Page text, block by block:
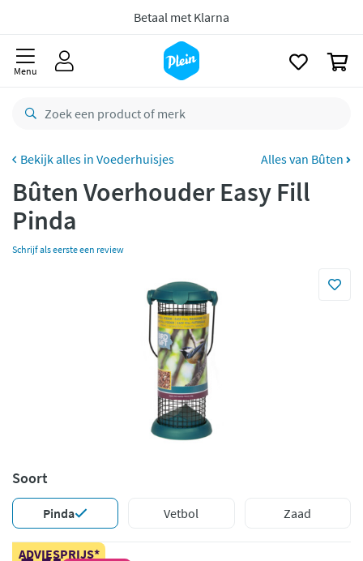
Gratisretourneren
8,8/10
Menu
Voederhuisjes Alles van Bûten
Bûten Voerhouder Easy Fill
Pinda
Schrijf als eerste een review
Soort
Pinda Vetbol Zaad
ADVIESPRIJS*